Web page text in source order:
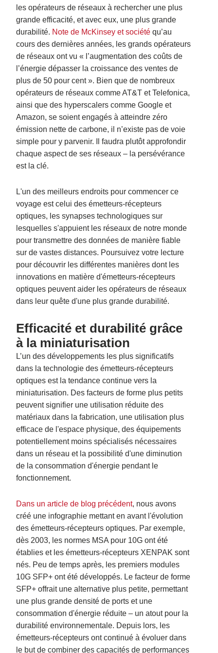
les opérateurs de réseaux à rechercher une plus
grande efficacité, et avec eux, une plus grande
durabilité. Note de McKinsey et société qu’au
cours des dernières années, les grands opérateurs
de réseaux ont vu « l’augmentation des coûts de
l’énergie dépasser la croissance des ventes de
plus de 50 pour cent ». Bien que de nombreux
opérateurs de réseaux comme AT&T et Telefonica,
ainsi que des hyperscalers comme Google et
Amazon, se soient engagés à atteindre zéro
émission nette de carbone, il n’existe pas de voie
simple pour y parvenir. Il faudra plutôt approfondir
chaque aspect de ses réseaux – la persévérance
est la clé.
L'un des meilleurs endroits pour commencer ce
voyage est celui des émetteurs-récepteurs
optiques, les synapses technologiques sur
lesquelles s'appuient les réseaux de notre monde
pour transmettre des données de manière fiable
sur de vastes distances. Poursuivez votre lecture
pour découvrir les différentes manières dont les
innovations en matière d'émetteurs-récepteurs
optiques peuvent aider les opérateurs de réseaux
dans leur quête d'une plus grande durabilité.
Efficacité et durabilité grâce
à la miniaturisation
L’un des développements les plus significatifs
dans la technologie des émetteurs-récepteurs
optiques est la tendance continue vers la
miniaturisation. Des facteurs de forme plus petits
peuvent signifier une utilisation réduite des
matériaux dans la fabrication, une utilisation plus
efficace de l'espace physique, des équipements
potentiellement moins spécialisés nécessaires
dans un réseau et la possibilité d'une diminution
de la consommation d'énergie pendant le
fonctionnement.
Dans un article de blog précédent, nous avons
créé une infographie mettant en avant l'évolution
des émetteurs-récepteurs optiques. Par exemple,
dès 2003, les normes MSA pour 10G ont été
établies et les émetteurs-récepteurs XENPAK sont
nés. Peu de temps après, les premiers modules
10G SFP+ ont été développés. Le facteur de forme
SFP+ offrait une alternative plus petite, permettant
une plus grande densité de ports et une
consommation d'énergie réduite – un atout pour la
durabilité environnementale. Depuis lors, les
émetteurs-récepteurs ont continué à évoluer dans
le but de combiner des capacités de performances